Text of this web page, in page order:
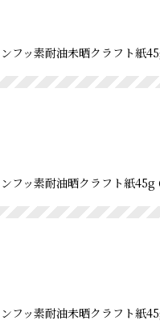
素耐油未晒クラフト紙
素耐油晒クラフト紙45g
素耐油未晒クラフト紙